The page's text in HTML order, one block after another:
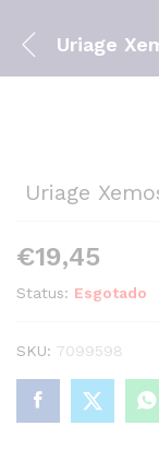
Uriage
€19,45
Status: Esgotado
SKU: 7099598